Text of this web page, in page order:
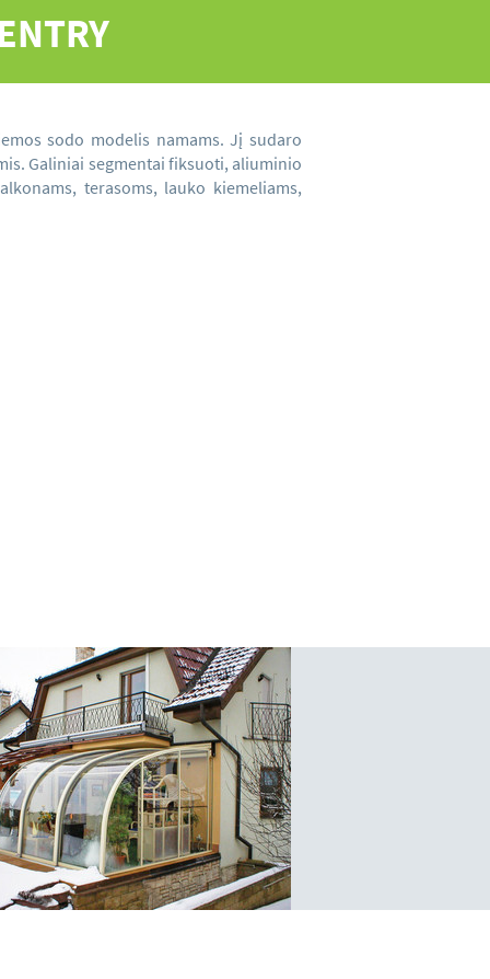
sodo modelis namams. Jį sudaro
Galiniai segmentai fiksuoti, aliuminio
terasoms, lauko kiemeliams,